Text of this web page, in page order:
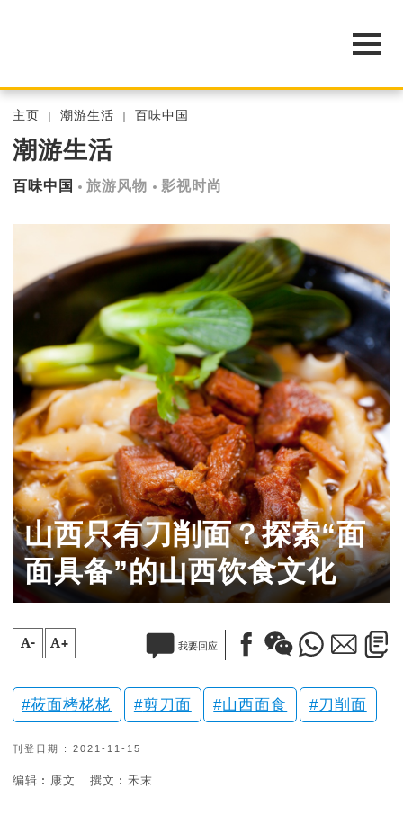
主页 潮游生活 百味中国
潮游生活
百味中国 旅游风物 影视时尚
山西只有刀削面？探索“面
面具备”的山西饮食文化
A- A+ 我要回应
莜面栲栳栳 剪刀面 山西面食 刀削面
刊登日期 : 2021-11-15
编辑︰康文 撰文︰禾末